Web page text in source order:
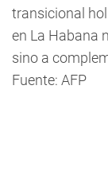
transicional
en La Habana
sino a
Fuente: AFP